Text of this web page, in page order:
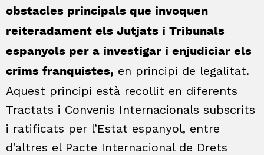
obstacles principals que invoquen
reiteradament els Jutjats i Tribunals
espanyols per a investigar i enjudiciar els
crims franquistes, en principi de legalitat.
Aquest principi està recollit en diferents
Tractats i Convenis Internacionals subscrits
i ratificats per l’Estat espanyol, entre
d’altres el Pacte Internacional de Drets